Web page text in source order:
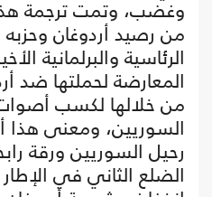
وغضب، وتمت ترجمة
من رصيد أردوغان وحزبه
الرئاسية والبرلمانية
المعارضة لحملتها ضد
من خلالها لكسب
السوريين، ومعنى هذا
رحيل السوريين ورقة
الضلع الثاني في